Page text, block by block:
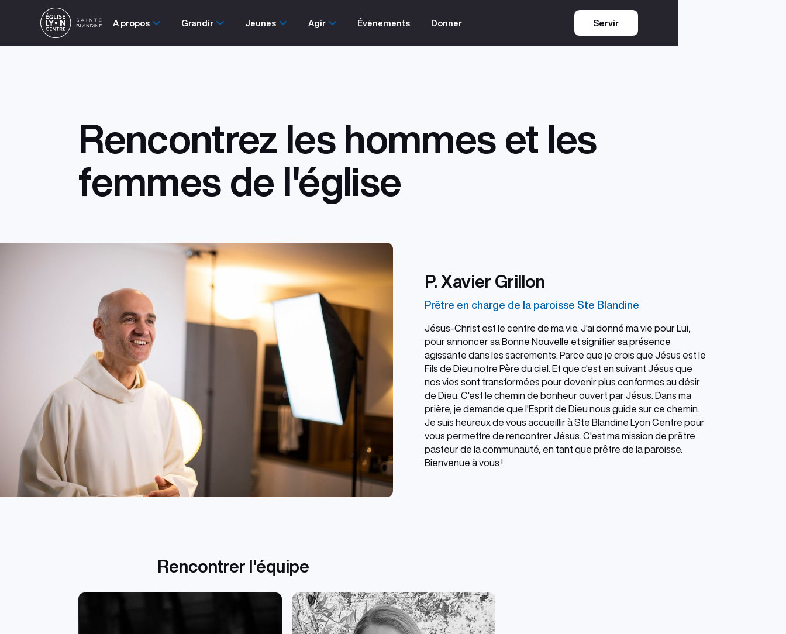
A propos Grandir Jeunes Agir Évènements Donner Servir
Rencontrez les hommes et les
femmes de l'église
P. Xavier Grillon
Prêtre en charge de la paroisse Ste Blandine
Jésus-Christ est le centre de ma vie. J'ai donné ma vie pour Lui,
pour annoncer sa Bonne Nouvelle et signifier sa présence
agissante dans les sacrements. Parce que je crois que Jésus est le
Fils de Dieu notre Père du ciel. Et que c'est en suivant Jésus que
nos vies sont transformées pour devenir plus conformes au désir
de Dieu. C'est le chemin de bonheur ouvert par Jésus. Dans ma
prière, je demande que l'Esprit de Dieu nous guide sur ce chemin.
Je suis heureux de vous accueillir à Ste Blandine Lyon Centre pour
vous permettre de rencontrer Jésus. C'est ma mission de prêtre
pasteur de la communauté, en tant que prêtre de la paroisse.
Bienvenue à vous !
Rencontrer l'équipe